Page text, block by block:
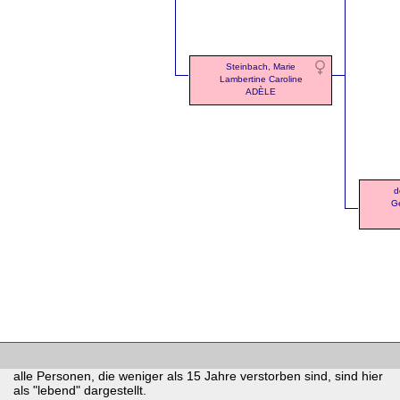
Steinbach, Marie
Lambertine Caroline
ADÈLE
alle Personen, die weniger als 15 Jahre verstorben sind, sind hier
als "lebend" dargestellt.